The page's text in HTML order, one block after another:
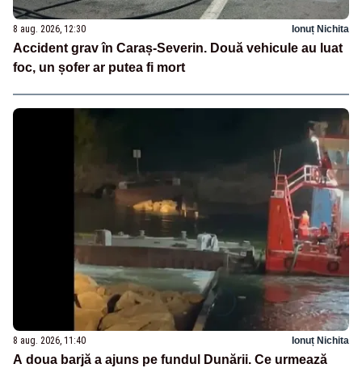
8 aug. 2026, 12:30 Ionuț Nichita
Accident grav în Caraș-Severin. Două vehicule au luat
foc, un șofer ar putea fi mort
8 aug. 2026, 11:40 Ionuț Nichita
A doua barjă a ajuns pe fundul Dunării. Ce urmează